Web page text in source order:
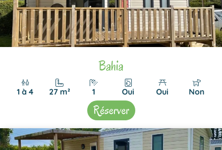
Bahia
1 à 4 27 m² 1 Oui Oui Non
Réserver